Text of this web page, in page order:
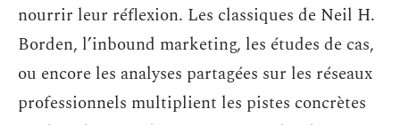
nourrir leur réflexion. Les classiques de Neil H.
Borden, l’inbound marketing, les études de cas,
ou encore les analyses partagées sur les réseaux
professionnels multiplient les pistes concrètes